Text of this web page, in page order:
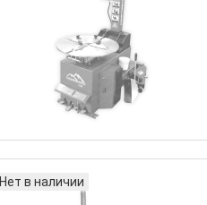
Нет в наличии